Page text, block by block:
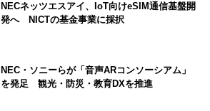
NECネッツエスアイ、IoT向けeSIM通信基盤開
発へ NICTの基金事業に採択
NEC・ソニーらが「音声ARコンソーシアム」
を発足 観光・防災・教育DXを推進